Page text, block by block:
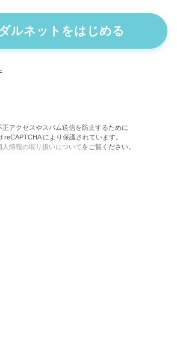
ルネットをはじめる
正アクセスやスパム送信を防止するために
reCAPTCHA により保護されています。
人情報の取り扱いについてをご覧ください。